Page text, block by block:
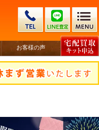
お客様の声